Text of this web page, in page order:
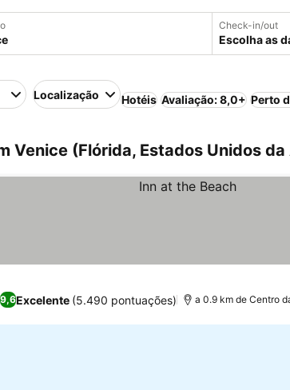
Check-in/out
Escolha as
Localização Hotéis Avaliação: 8,0+ Perto
Venice (Flórida, Estados Unidos
9,6Excelente (5.490 pontuações) a 0.9 km de Centro